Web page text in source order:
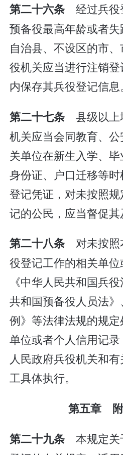
第二十六条经过兵
预备役最高年龄或者失
自治县、不设区的市
役机关应当进行注销
内保存其兵役登记信息。
第二十七条县级以
机关应当会同教育、
关单位在新生入学、
身份证、户口迁移等
登记凭证，对未按照
记的公民，应当督促其
第二十八条对未按
役登记工作的相关单
《中华人民共和国兵
共和国预备役人员法
例》等法律法规的规
单位或者个人信用记
人民政府兵役机关和
工具体执行。
第五章
第二十九条 本规定关